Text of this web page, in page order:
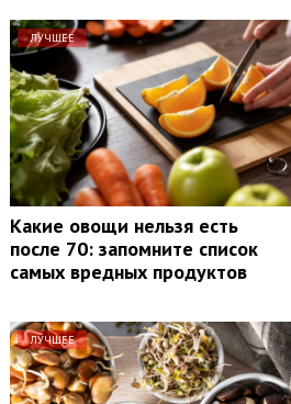
ЛУЧШЕЕ
Какие овощи нельзя есть
после 70: запомните список
самых вредных продуктов
ЛУЧШЕЕ